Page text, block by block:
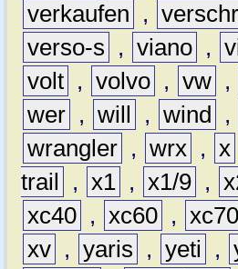
verkaufen
,
verso-s
, viano ,
volt , volvo , vw ,
wer , will , wind ,
wrangler , wrx , x
trail
, x1 , x1/9 ,
xc40 , xc60 , xc70
xv , yaris , yeti ,